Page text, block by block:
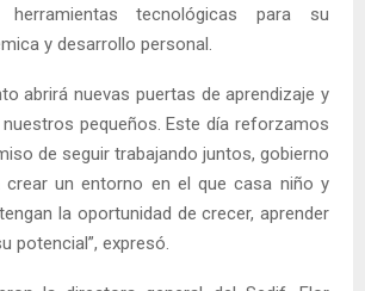
tecnológicas para su
y desarrollo personal.
abrirá nuevas puertas de aprendizaje y
pequeños. Este día reforzamos
de seguir trabajando juntos, gobierno
crear un entorno en el que casa niño y
la oportunidad de crecer, aprender
potencial”, expresó.